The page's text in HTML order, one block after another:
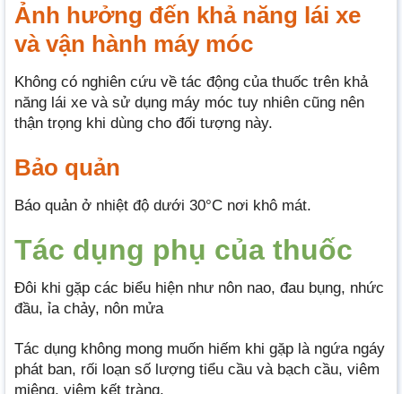
Ảnh hưởng đến khả năng lái xe
và vận hành máy móc
Không có nghiên cứu về tác động của thuốc trên khả
năng lái xe và sử dụng máy móc tuy nhiên cũng nên
thận trọng khi dùng cho đối tượng này.
Bảo quản
Báo quản ở nhiệt độ dưới 30°C nơi khô mát.
Tác dụng phụ của thuốc
Đôi khi gặp các biểu hiện như nôn nao, đau bụng, nhức
đầu, ỉa chảy, nôn mửa
Tác dụng không mong muốn hiếm khi gặp là ngứa ngáy
phát ban, rối loạn số lượng tiểu cầu và bạch cầu, viêm
miệng, viêm kết tràng.